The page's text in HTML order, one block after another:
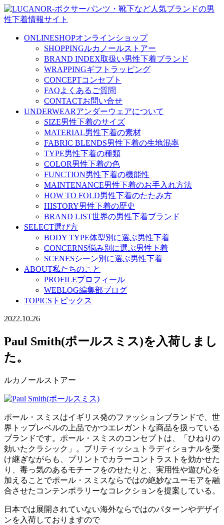
ONLINESHOPオンラインショップ
SHOPPINGルカノールストアー
BRAND INDEX取扱い男性下着ブランド
WRAPPINGギフトラッピング
CONCEPTコンセプト
FAQよくあるご質問
CONTACTお問い合せ
UNDERWEARアンダーウェアについて
SIZE男性下着のサイズ
MATERIAL男性下着の素材
FABRIC BLENDS男性下着の生地混率
TYPE男性下着の種類
COLOR男性下着の色
FUNCTION男性下着の機能性
MAINTENANCE男性下着のお手入れ方法
HOW TO FOLD男性下着のたたみ方
HISTORY男性下着の歴史
BRAND LIST世界の男性下着ブランド
SELECT選び方
BODY TYPE体型別に選ぶ男性下着
CONCERNS悩み別に選ぶ男性下着
SCENESシーン別に選ぶ男性下着
ABOUT私たちのこと
PROFILEプロフィール
WEBLOG編集部ブログ
TOPICS トピックス
2022.10.26
Paul Smith(ポールスミス)を入荷しまし
た。
ルカノールストアー
ポール・スミスはイギリス発のファッションブランドで、世
界トップレベルの上品でかつエレガントな商品を扱っている
ブランドです。ポール・スミスのコンセプトは、「ひねりの
効いたクラシック」。ブリティッシュトラディショナルを受
け継ぎながらも、プリントでカラーコントラストを効かせた
り、毒っ気のあるモチーフをのせたりと、実用性や遊び心を
加えることでポール・スミスならではの絶妙なユーモアを融
合させたコンテンポラリーなコレクションを提案している。
日本では展開されていない海外ならではのパターンやデザイ
ンを入荷しておりますので